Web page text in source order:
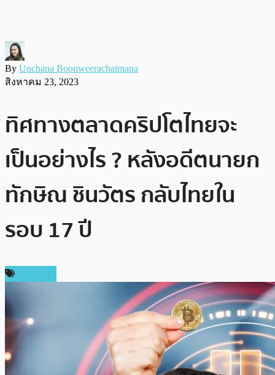
By Unchana Boonweerachaimana
สิงหาคม 23, 2023
ทิศทางตลาดคริปโตไทยจะ
เป็นอย่างไร ? หลังอดีตนายก
ทักษิณ ชินวัตร กลับไทยใน
รอบ 17 ปี